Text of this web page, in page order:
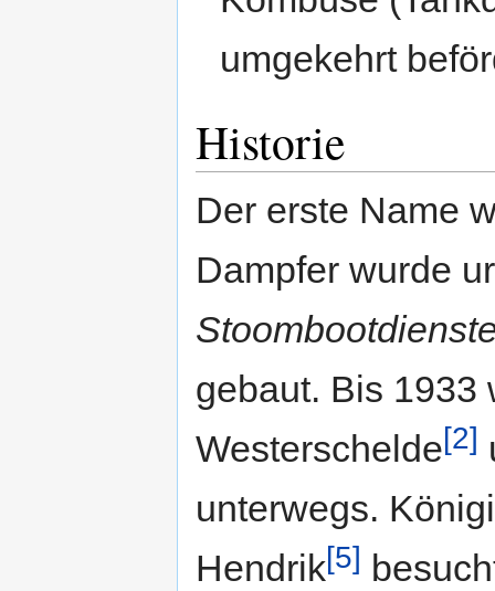
umgekehrt
Historie
Der erste Name
Dampfer wurde
gebaut. Bis 1933
Westerschelde[2]
unterwegs.
Hendrik[5]